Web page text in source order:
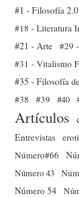
#1 - Filosofía 2.0
#18 - Literatura
#21 - Arte #29
#31 - Vitalismo
#35 - Filosofía
#38
#39 #40
Artículos
Entrevistas
Número#66
Número 43
Número 54